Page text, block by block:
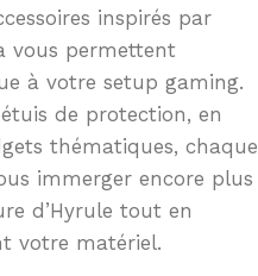
inspirés par
vous permettent
à votre setup gaming.
de protection, en
thématiques, chaque
immerger encore plus
d’Hyrule tout en
votre matériel.